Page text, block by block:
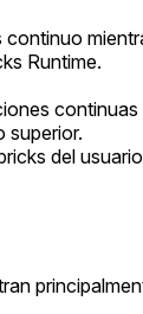
Runtime.
superior.
del